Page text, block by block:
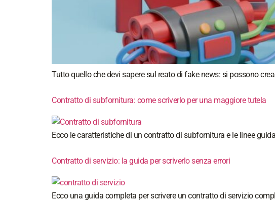
Tutto quello che devi sapere sul reato di fake news: si possono
Contratto di subfornitura: come scriverlo per una maggiore tutela
Ecco le caratteristiche di un contratto di subfornitura e le linee
Contratto di servizio: la guida per scriverlo senza errori
Ecco una guida completa per scrivere un contratto di servizio